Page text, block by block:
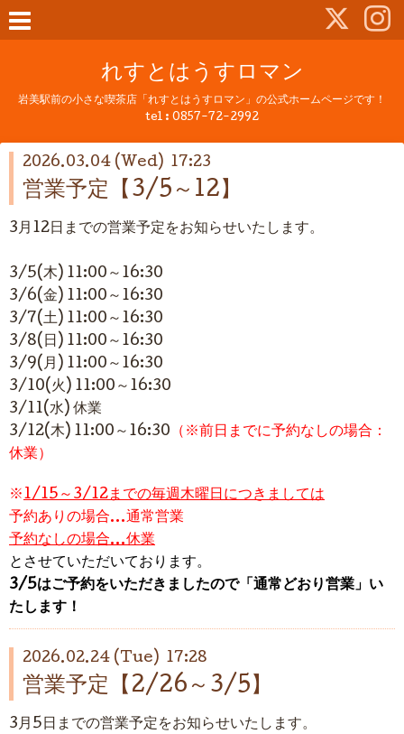
れすとはうすロマン
岩美駅前の小さな喫茶店「れすとはうすロマン」の公式ホームページです！
tel : 0857-72-2992
2026.03.04 (Wed) 17:23
営業予定【3/5～12】
3月12日までの営業予定をお知らせいたします。
3/5(木) 11:00～16:30
3/6(金) 11:00～16:30
3/7(土) 11:00～16:30
3/8(日) 11:00～16:30
3/9(月) 11:00～16:30
3/10(火) 11:00～16:30
3/11(水) 休業
3/12(木) 11:00～16:30 （※前日までに予約なしの場合：
休業）
※1/15～3/12までの毎週木曜日につきましては
予約ありの場合…通常営業
予約なしの場合…休業
とさせていただいております。
3/5はご予約をいただきましたので「通常どおり営業」い
たします！
2026.02.24 (Tue) 17:28
営業予定【2/26～3/5】
3月5日までの営業予定をお知らせいたします。